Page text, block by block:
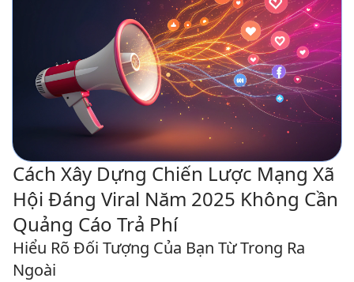
Cách Xây Dựng Chiến Lược Mạng Xã
Hội Đáng Viral Năm 2025 Không Cần
Quảng Cáo Trả Phí
Hiểu Rõ Đối Tượng Của Bạn Từ Trong Ra
Ngoài